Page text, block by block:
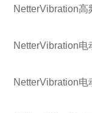
NetterVibration
NetterVibration
NetterVibration